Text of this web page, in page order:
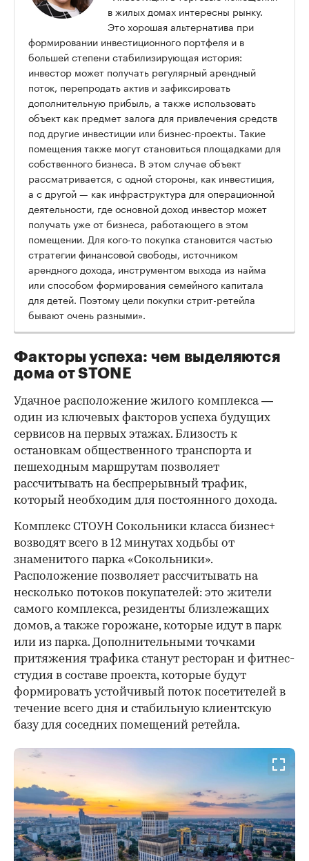
в жилых домах интересны рынку.
Это хорошая альтернатива при
формировании инвестиционного портфеля и в
большей степени стабилизирующая история:
инвестор может получать регулярный арендный
поток, перепродать актив и зафиксировать
дополнительную прибыль, а также использовать
объект как предмет залога для привлечения средств
под другие инвестиции или бизнес-проекты. Такие
помещения также могут становиться площадками для
собственного бизнеса. В этом случае объект
рассматривается, с одной стороны, как инвестиция,
а с другой — как инфраструктура для операционной
деятельности, где основной доход инвестор может
получать уже от бизнеса, работающего в этом
помещении. Для кого-то покупка становится частью
стратегии финансовой свободы, источником
арендного дохода, инструментом выхода из найма
или способом формирования семейного капитала
для детей. Поэтому цели покупки стрит-ретейла
бывают очень разными».
Факторы успеха: чем выделяются
дома от STONE
Удачное расположение жилого комплекса —
один из ключевых факторов успеха будущих
сервисов на первых этажах. Близость к
остановкам общественного транспорта и
пешеходным маршрутам позволяет
рассчитывать на беспрерывный трафик,
который необходим для постоянного дохода.
Комплекс СТОУН Сокольники класса бизнес+
возводят всего в 12 минутах ходьбы от
знаменитого парка «Сокольники».
Расположение позволяет рассчитывать на
несколько потоков покупателей: это жители
самого комплекса, резиденты близлежащих
домов, а также горожане, которые идут в парк
или из парка. Дополнительными точками
притяжения трафика станут ресторан и фитнес-
студия в составе проекта, которые будут
формировать устойчивый поток посетителей в
течение всего дня и стабильную клиентскую
базу для соседних помещений ретейла.